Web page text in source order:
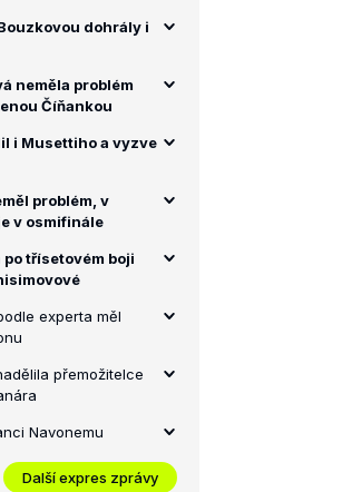
dohrály i
neměla problém
Číňankou
i Musettiho a vyzve
problém, v
v osmifinále
po třísetovém boji
experta měl
přemožitelce
Navonemu
Další expres zprávy